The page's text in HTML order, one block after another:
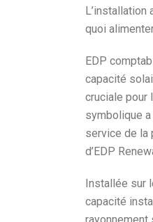
L’installation
quoi
EDP
capacité
cruciale pour
symbolique
service de la
d’EDP
Installée sur
capacité